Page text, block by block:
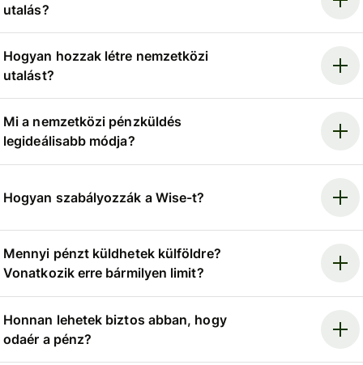
utalás?
Hogyan hozzak létre nemzetközi
utalást?
Mi a nemzetközi pénzküldés
legideálisabb módja?
Hogyan szabályozzák a Wise-t?
Mennyi pénzt küldhetek külföldre?
Vonatkozik erre bármilyen limit?
Honnan lehetek biztos abban, hogy
odaér a pénz?